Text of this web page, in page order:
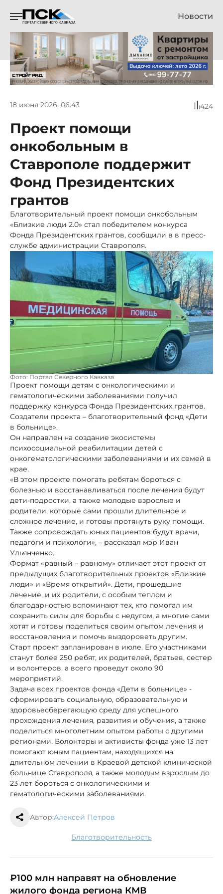
Новости
18 июня 2026, 06:43 424
Проект помощи
онкобольным в
Ставрополе поддержит
Фонд Президентских
грантов
Благотворительный проект помощи онкобольным
«Близкие люди 2.0» стал победителем конкурса
Фонда Президентских грантов, сообщили в в пресс-
службе администрации Ставрополя.
Фото: Портал Северного Кавказа
Проект помощи детям с онкологическими и
гематологическими заболеваниями получил
поддержку конкурса Фонда Президентских грантов.
Создатели проекта – благотворительный фонд «Дети
в больнице».
Он направлен на создание экосистемы
психосоциальной реабилитации детей с
онкогематологическими заболеваниями и их семей в
крае.
«В этом проекте помогать ребятам бороться с
болезнью и восстанавливаться после лечения будут
дети-подростки, а также молодые взрослые и
родители, которые сами прошли длительное и
сложное лечение, и готовы протянуть руку помощи.
Также сопровождать юных пациентов будут врачи,
педагоги и психологи», – рассказал мэр Иван
Ульянченко.
Формат «равный – равному» отличает этот проект от
предыдущих благотворительных проектов «Близкие
люди» и «Время открытий». Дети, прошедшие
лечение, и их родители, с особым теплом и
благодарностью вспоминают тех, кто помогал им
сохранить силы для борьбы с недугом, а многие сами
хотят и готовы поделиться своим опытом лечения и
восстановления и помочь выздороветь другим.
Старт проект запланирован в июле. Его участниками
станут более 250 ребят, их родителей, братьев, сестер
и волонтеров, а всего проведут около 90
мероприятий.
Задача всех проектов фонда «Дети в больнице» -
сформировать социальную, образовательную и
здоровьесберегающую среду для успешного
прохождения лечения, развития и обучения, а также
поделиться многолетним опытом работы с другими
регионами. Волонтеры и активисты фонда уже 13 лет
помогают юным пациентам, находящихся на
длительном лечении в Краевой детской клинической
больнице Ставрополя, а также молодым взрослым до
23 лет бороться с онкологическими и
гематологическими заболеваниями.
Автор:Алексей Петров
благотворительность
₽100 млн направят на обновление
жилого фонда региона КМВ